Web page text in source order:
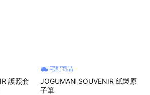
護照套
宅配商品
JOGUMAN SOUVENIR 紙製原
子筆